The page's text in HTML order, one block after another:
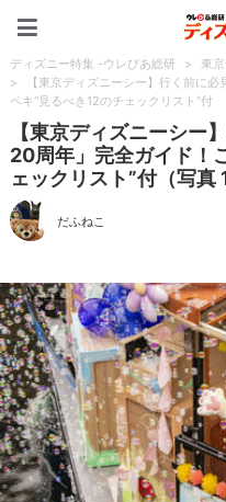
ディズニー特集 -ウレぴあ総研 > 東
>
【東京ディズニーシー】行く前に
ペキ“見るべき12のチェックリスト”付
【東京ディズニーシー
20周年」完全ガイド！
ェックリスト”付（写真
だふねこ